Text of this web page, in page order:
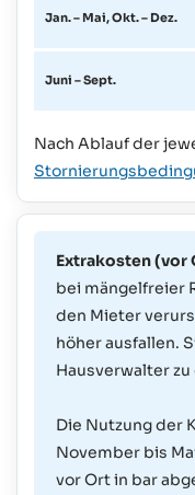
Jan. – Mai, Okt. – Dez.
Juni – Sept.
Nach Ablauf der
Extrakosten (vor
bei mängelfreier
den Mieter
höher ausfallen.
Hausverwalter
Die Nutzung der
November bis
vor Ort in bar